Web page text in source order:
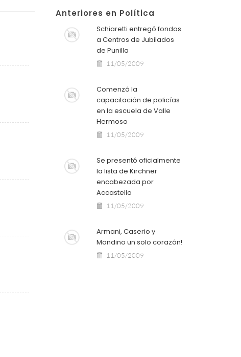
Anteriores en Política
Schiaretti entregó fondos
a Centros de Jubilados
de Punilla
11/05/2009
Comenzó la
capacitación de policías
en la escuela de Valle
Hermoso
11/05/2009
Se presentó oficialmente
la lista de Kirchner
encabezada por
Accastello
11/05/2009
Armani, Caserio y
Mondino un solo corazón!
11/05/2009